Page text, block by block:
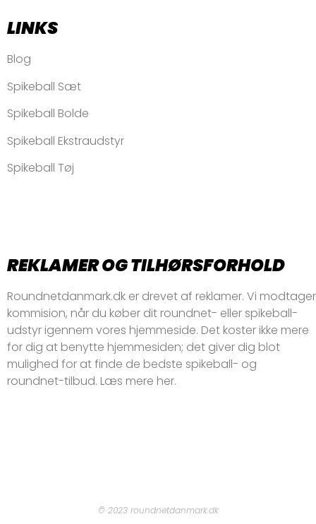
LINKS
Blog
Spikeball Sæt
Spikeball Bolde
Spikeball Ekstraudstyr
Spikeball Tøj
REKLAMER OG TILHØRSFORHOLD
Roundnetdanmark.dk er drevet af reklamer. Vi modtager
kommision, når du køber dit roundnet- eller spikeball-
udstyr igennem vores hjemmeside. Det koster ikke mere
for dig at benytte hjemmesiden; det giver dig blot
mulighed for at finde de bedste spikeball- og
roundnet-tilbud. Læs mere her.
© 2023 roundnetdanmark.dk